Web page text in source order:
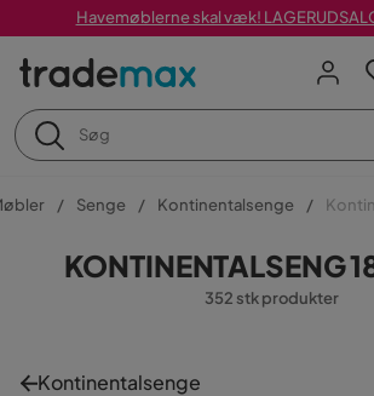
Havemøblerne skal væk!
Senge Kontinentalsenge
KONTINENTALSENG
352 stk produkter
Kontinentalsenge